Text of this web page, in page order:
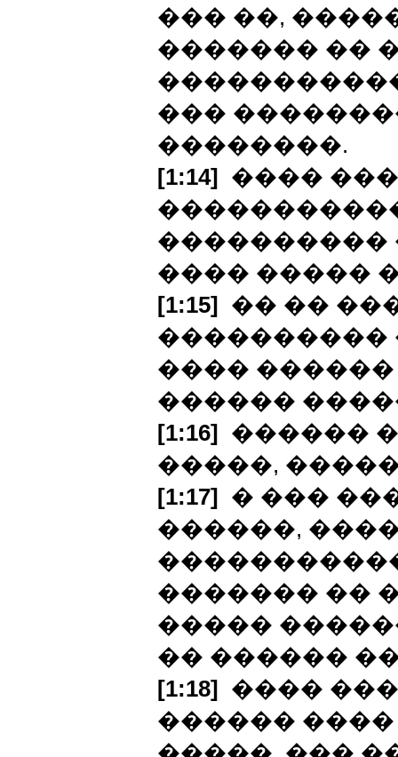
��� ��,
������� ��
���
��������.
[1:14] ����
����������
���� �����
[1:15] �� ��
����������
����
������
[1:16] ������
�����,
[1:17] � ���
������,
������� ��
�����
�� ������
[1:18] ����
������ ����